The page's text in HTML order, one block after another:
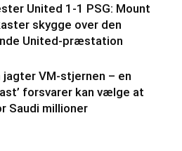
United 1-1 PSG: Mount
skygge over den
United-præstation
jagter VM-stjernen – en
forsvarer kan vælge at
Saudi millioner